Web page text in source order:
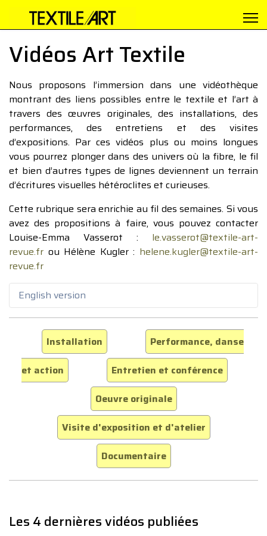
Vidéos Art Textile
Nous proposons l’immersion dans une vidéothèque
montrant des liens possibles entre le textile et l’art à
travers des œuvres originales, des installations, des
performances, des entretiens et des visites
d’expositions. Par ces vidéos plus ou moins longues
vous pourrez plonger dans des univers où la fibre, le fil
et bien d’autres types de lignes deviennent un terrain
d’écritures visuelles hétéroclites et curieuses.
Cette rubrique sera enrichie au fil des semaines. Si vous
avez des propositions à faire, vous pouvez contacter
Louise-Emma Vasserot : le.vasserot@textile-art-
revue.fr ou Hélène Kugler : helene.kugler@textile-art-
revue.fr
English version
Installation
Performance, danse
et action
Entretien et conférence
Oeuvre originale
Visite d'exposition et d'atelier
Documentaire
Les 4 dernières vidéos publiées